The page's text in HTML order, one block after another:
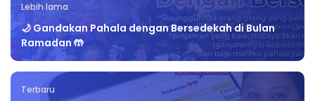
Lebih lama
🌙 Gandakan Pahala dengan Bersedekah di Bulan
Ramadan 🤲
Terbaru